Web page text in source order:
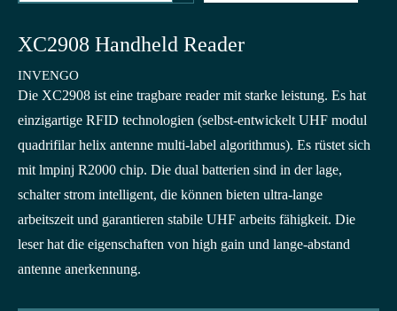
XC2908 Handheld Reader
INVENGO
Die XC2908 ist eine tragbare reader mit starke leistung. Es hat
einzigartige RFID technologien (selbst-entwickelt UHF modul
quadrifilar helix antenne multi-label algorithmus). Es rüstet sich
mit lmpinj R2000 chip. Die dual batterien sind in der lage,
schalter strom intelligent, die können bieten ultra-lange
arbeitszeit und garantieren stabile UHF arbeits fähigkeit. Die
leser hat die eigenschaften von high gain und lange-abstand
antenne anerkennung.